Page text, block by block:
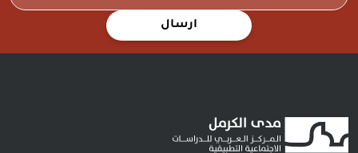
ارسال